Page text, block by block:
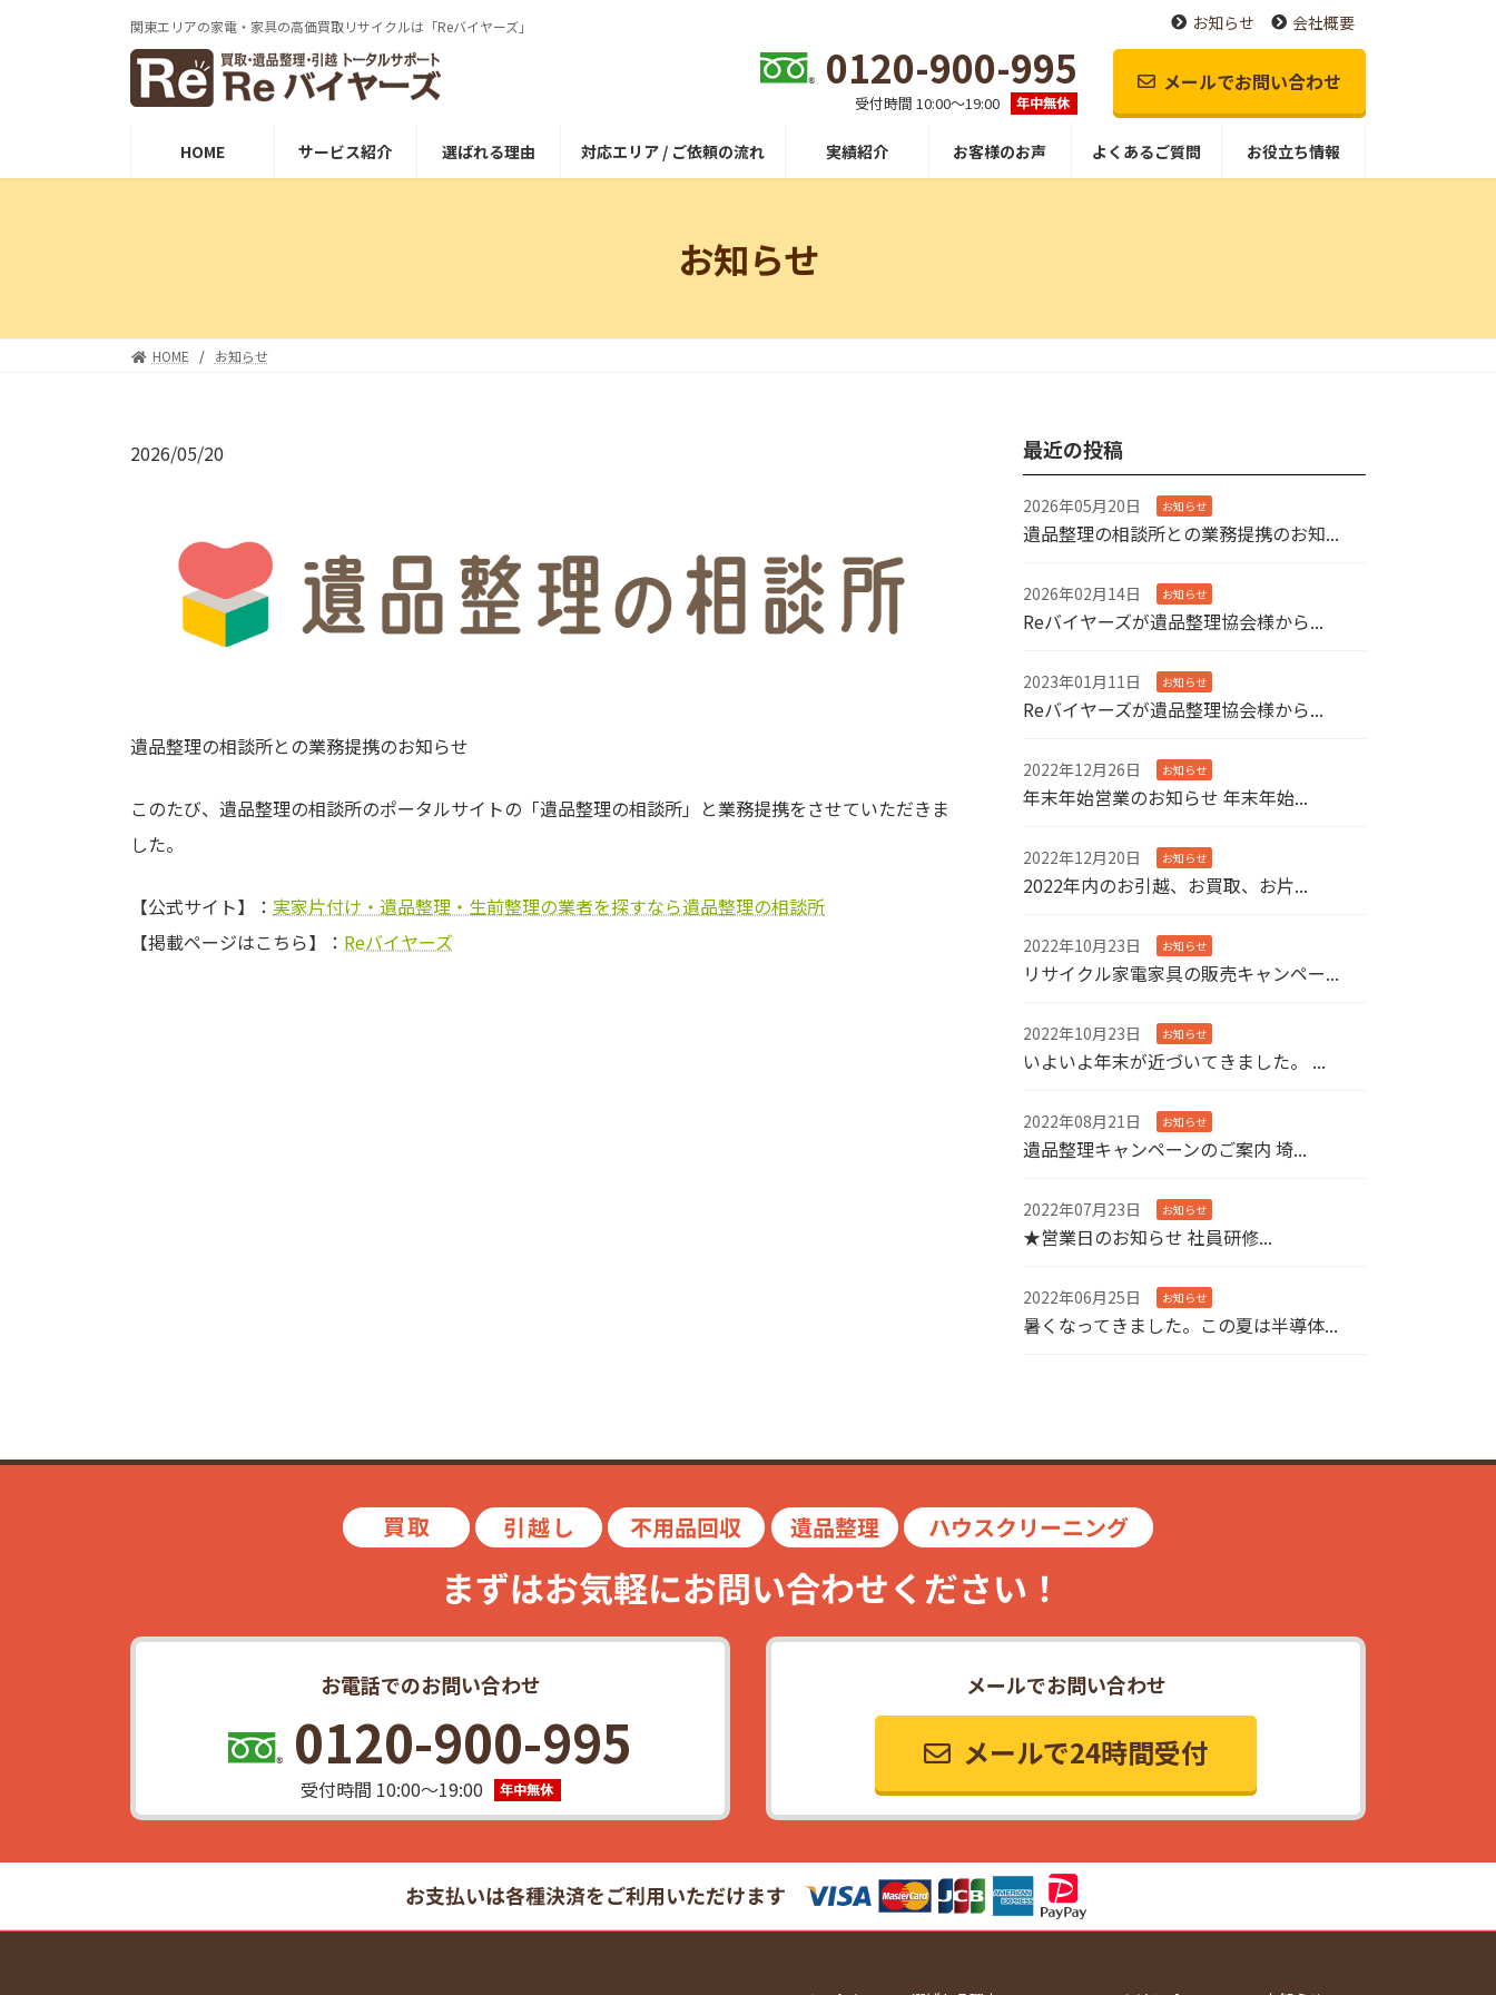
ス
ン
関東エリアの家電・家具の⾼価買取リサイクルは「Reバイヤーズ」 お知らせ 会社概要
0120-900-995
受付時間 10:00〜19:00
メールでお問い合わせ
HOME サービス紹介 選ばれる理由 対応エリア / ご依頼の流れ 実績紹介 お客様のお声 よくあるご質問 お役立ち情報
お知らせ
HOME お知らせ
2026/05/20
遺品整理の相談所との業務提携のお知らせ
このたび、遺品整理の相談所のポータルサイトの「遺品整理の相談所」と業務提携をさせていただきま
した。
【公式サイト】： 実家片付け・遺品整理・生前整理の業者を探すなら遺品整理の相談所
【掲載ページはこちら】： Reバイヤーズ
最近の投稿
2026年05月20日 お知らせ
遺品整理の相談所との業務提携のお知...
2026年02月14日 お知らせ
Reバイヤーズが遺品整理協会様から...
2023年01月11日 お知らせ
Reバイヤーズが遺品整理協会様から...
2022年12月26日 お知らせ
年末年始営業のお知らせ 年末年始...
2022年12月20日 お知らせ
2022年内のお引越、お買取、お片...
2022年10月23日 お知らせ
リサイクル家電家具の販売キャンペー...
2022年10月23日 お知らせ
いよいよ年末が近づいてきました。 ...
2022年08月21日 お知らせ
遺品整理キャンペーンのご案内 埼...
2022年07月23日 お知らせ
★営業日のお知らせ 社員研修...
2022年06月25日 お知らせ
暑くなってきました。この夏は半導体...
お電話でのお問い合わせ
0120-900-995
受付時間 10:00〜19:00
メールでお問い合わせ
メールで24時間受付